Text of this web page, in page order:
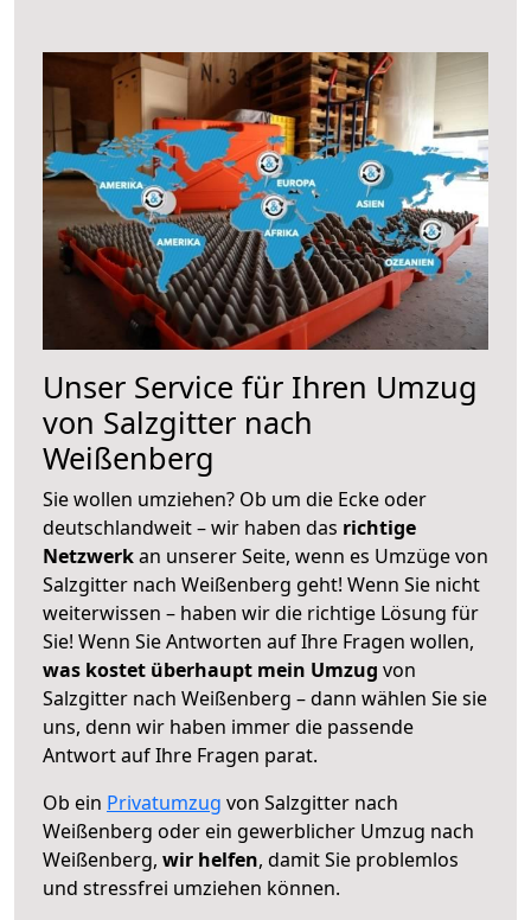
Unser Service für Ihren Umzug
von Salzgitter nach
Weißenberg
Sie wollen umziehen? Ob um die Ecke oder
deutschlandweit – wir haben das richtige
Netzwerkan unserer Seite, wenn es Umzüge von
Salzgitter nach Weißenberg geht! Wenn Sie nicht
weiterwissen – haben wir die richtige Lösung für
Sie! Wenn Sie Antworten auf Ihre Fragen wollen,
was kostet überhaupt mein Umzug von
Salzgitter nach Weißenberg – dann wählen Sie sie
uns, denn wir haben immer die passende
Antwort auf Ihre Fragen parat.
Ob ein Privatumzug von Salzgitter nach
Weißenberg oder ein gewerblicher Umzug nach
Weißenberg, wir helfen, damit Sie problemlos
und stressfrei umziehen können.